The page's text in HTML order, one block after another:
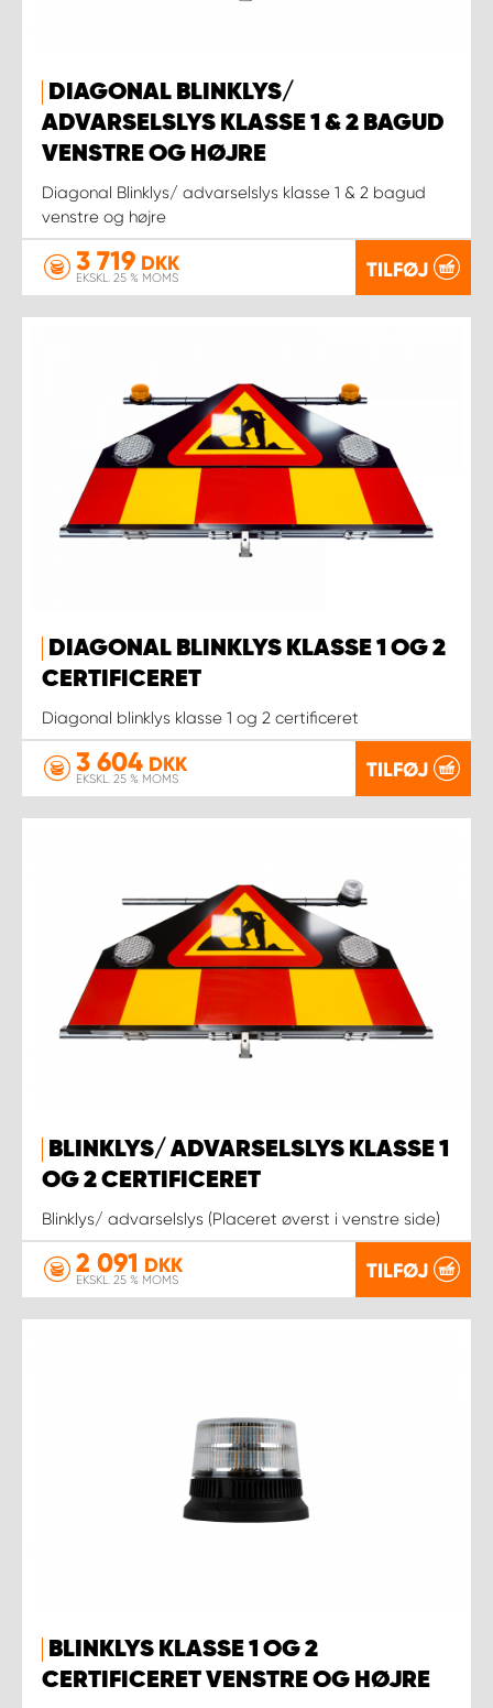
DIAGONAL BLINKLYS/
ADVARSELSLYS KLASSE 1 & 2 BAGUD
VENSTRE OG HØJRE
Diagonal Blinklys/ advarselslys klasse 1 & 2 bagud
venstre og højre
3 719 DKK
EKSKL. 25 % MOMS TILFØJ
DIAGONAL BLINKLYS KLASSE 1 OG 2
CERTIFICERET
Diagonal blinklys klasse 1 og 2 certificeret
3 604 DKK
EKSKL. 25 % MOMS TILFØJ
BLINKLYS/ ADVARSELSLYS KLASSE 1
OG 2 CERTIFICERET
Blinklys/ advarselslys (Placeret øverst i venstre side)
2 091 DKK
EKSKL. 25 % MOMS TILFØJ
BLINKLYS KLASSE 1 OG 2
CERTIFICERET VENSTRE OG HØJRE